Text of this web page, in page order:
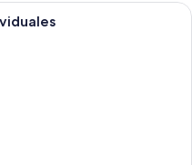
de cama hipoalergénica y